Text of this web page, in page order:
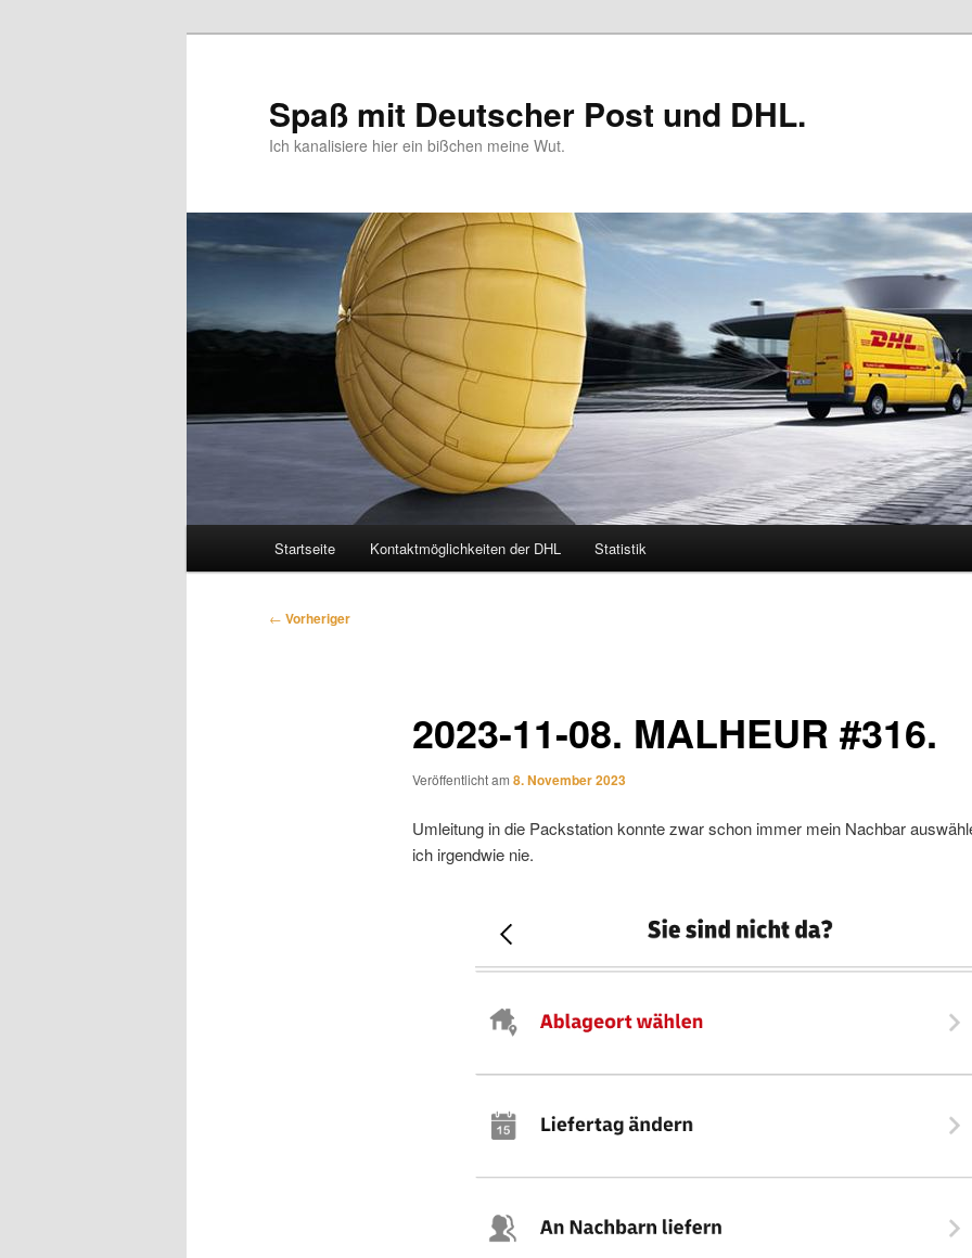
Spaß mit Deutscher Post und DHL.
Ich kanalisiere hier ein bißchen meine Wut.
Startseite Kontaktmöglichkeiten der DHL Statistik
Beitragsnavigation
← Vorheriger
2023-11-08. MALHEUR #316.
Veröffentlicht am 8. November 2023
Umleitung in die Packstation konnte zwar schon immer mein Nachbar
ich irgendwie nie.